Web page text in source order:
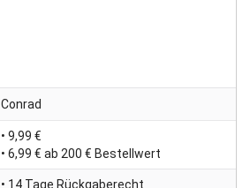
Conrad
• 9,99 €
• 6,99 € ab 200 € Bestellwert
• 14 Tage Rückgaberecht